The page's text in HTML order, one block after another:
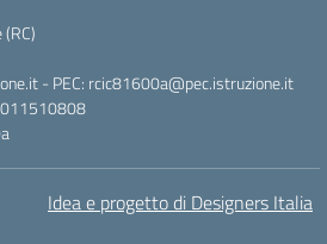
- PEC: rcic81600a@pec.istruzione.it
Idea e progetto di Designers Italia